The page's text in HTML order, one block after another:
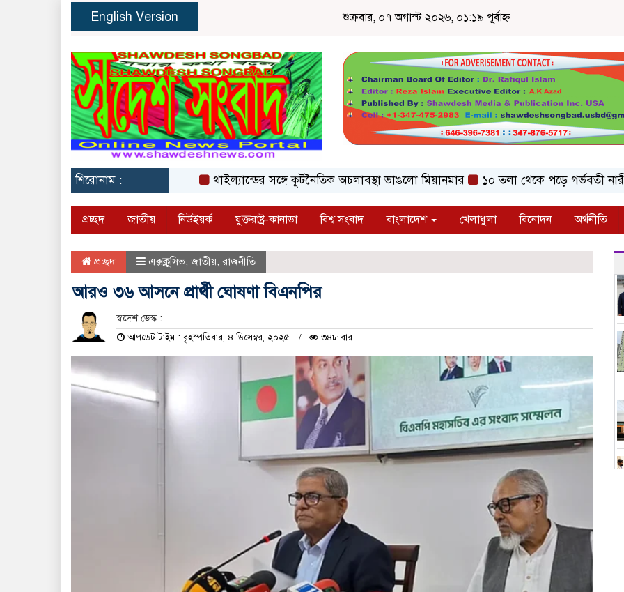
English Version শুক্রবার, ০৭ অগাস্ট ২০২৬, ০১:১৯ পূর্বাহ্ন
শিরোনাম : থাইল্যান্ডের সঙ্গে কূটনৈতিক অচলাবস্থা ভাঙলো মিয়ানমার ১০ তলা থেকে পড়ে গর্ভবতী নারীর
প্রচ্ছদ জাতীয় নিউইয়র্ক যুক্তরাষ্ট্র-কানাডা বিশ্ব সংবাদ বাংলাদেশ খেলাধুলা বিনোদন অর্থনীতি
প্রচ্ছদ এক্সক্লুসিভ,জাতীয়, রাজনীতি
আরও ৩৬ আসনে প্রার্থী ঘোষণা বিএনপির
স্বদেশ ডেস্ক :
আপডেট টাইম : বৃহস্পতিবার, ৪ ডিসেম্বর, ২০২৫ ৩৪৮ বার